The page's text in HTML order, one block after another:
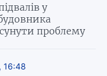
у
проблему
16:48